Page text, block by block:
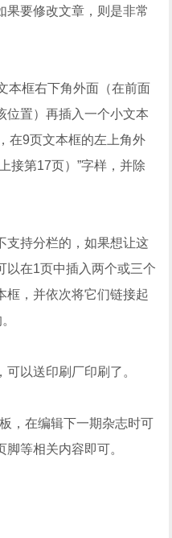
果要修改文章，则是非常
框右下角外面（在前面
位置）再插入一个小文本
在9页文本框的左上角外
接第17页）”字样，并除
持分栏的，如果想让这
以在1页中插入两个或三个
框，并依次将它们链接起
以送印刷厂印刷了。
在编辑下一期杂志时可
等相关内容即可。